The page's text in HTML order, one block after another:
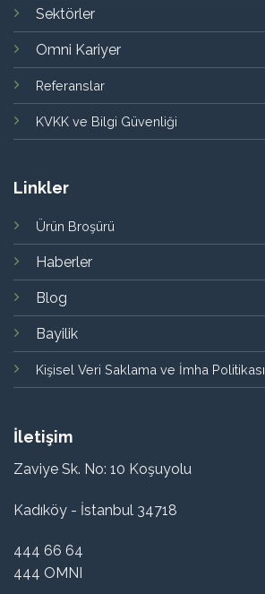
Sektörler
Omni Kariyer
Referanslar
KVKK ve Bilgi Güvenliği
Linkler
Ürün Broşürü
Haberler
Blog
Bayilik
Kişisel Veri Saklama ve İmha Politikası
İletişim
Zaviye Sk. No: 10 Koşuyolu
Kadıköy - İstanbul 34718
444 66 64
444 OMNI